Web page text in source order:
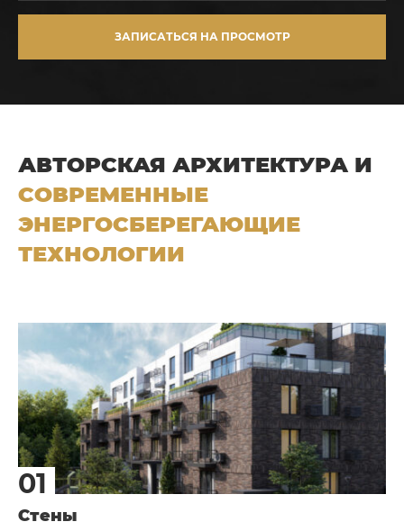
ЗАПИСАТЬСЯ НА ПРОСМОТР
АВТОРСКАЯ АРХИТЕКТУРА И
СОВРЕМЕННЫЕ
ЭНЕРГОСБЕРЕГАЮЩИЕ
ТЕХНОЛОГИИ
Стены